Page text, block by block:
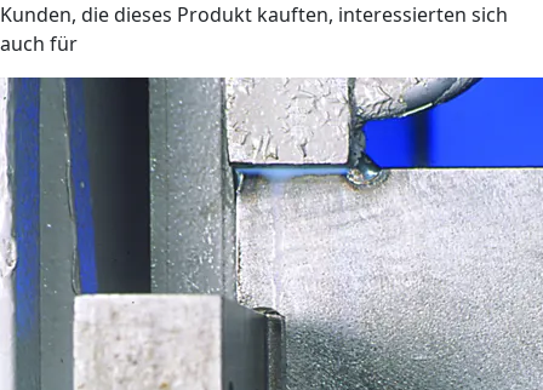
Kunden, die dieses Produkt kauften, interessierten sich
auch für